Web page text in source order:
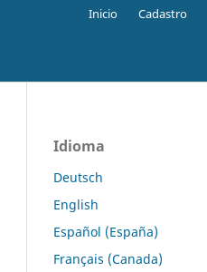
Inicio Cadastro
Idioma
Deutsch
English
Español (España)
Français (Canada)